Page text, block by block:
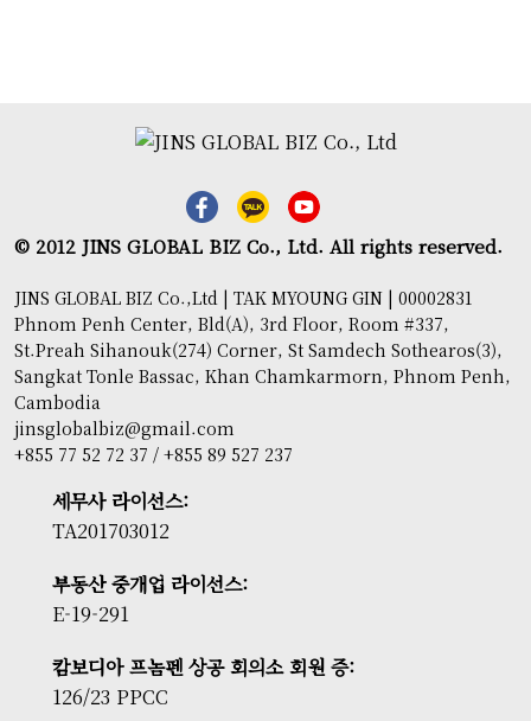
© 2012 JINS GLOBAL BIZ Co., Ltd. All rights reserved.
JINS GLOBAL BIZ Co.,Ltd | TAK MYOUNG GIN | 00002831
Phnom Penh Center, Bld(A), 3rd Floor, Room #337,
St.Preah Sihanouk(274) Corner, St Samdech Sothearos(3),
Sangkat Tonle Bassac, Khan Chamkarmorn, Phnom Penh,
Cambodia
jinsglobalbiz@gmail.com
+855 77 52 72 37 / +855 89 527 237
세무사 라이선스:
TA201703012
부동산 중개업 라이선스:
E-19-291
캄보디아 프놈펜 상공 회의소 회원 증:
126/23 PPCC